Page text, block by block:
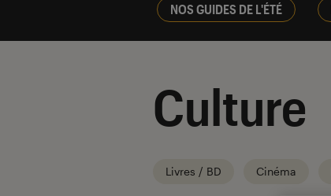
NOS GUIDES DE L'ÉTÉ
Culture
Livres / BD Cinéma